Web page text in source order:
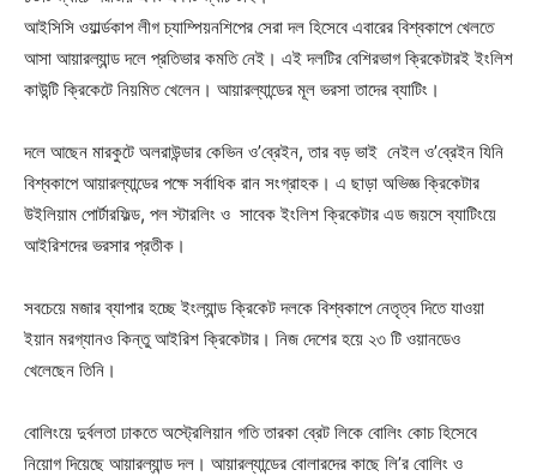
আইসিসি ওয়ার্ল্ডকাপ লীগ চ্যাম্পিয়নশিপের সেরা দল হিসেবে এবারের বিশ্বকাপে খেলতে
আসা আয়ারল্যান্ড দলে প্রতিভার কমতি নেই। এই দলটির বেশিরভাগ ক্রিকেটারই ইংলিশ
কাউন্টি ক্রিকেটে নিয়মিত খেলেন। আয়ারল্যান্ডের মূল ভরসা তাদের ব্যাটিং।
দলে আছেন মারকুটে অলরাউন্ডার কেভিন ও’ব্রেইন, তার বড় ভাই নেইল ও’ব্রেইন যিনি
বিশ্বকাপে আয়ারল্যান্ডের পক্ষে সর্বাধিক রান সংগ্রাহক। এ ছাড়া অভিজ্ঞ ক্রিকেটার
উইলিয়াম পোর্টারফিল্ড, পল স্টারলিং ও সাবেক ইংলিশ ক্রিকেটার এড জয়সে ব্যাটিংয়ে
আইরিশদের ভরসার প্রতীক।
সবচেয়ে মজার ব্যাপার হচ্ছে ইংল্যান্ড ক্রিকেট দলকে বিশ্বকাপে নেতৃত্ব দিতে যাওয়া
ইয়ান মরগ্যানও কিন্তু আইরিশ ক্রিকেটার। নিজ দেশের হয়ে ২৩ টি ওয়ানডেও
খেলেছেন তিনি।
বোলিংয়ে দুর্বলতা ঢাকতে অস্ট্রেলিয়ান গতি তারকা ব্রেট লিকে বোলিং কোচ হিসেবে
নিয়োগ দিয়েছে আয়ারল্যান্ড দল। আয়ারল্যান্ডের বোলারদের কাছে লি’র বোলিং ও